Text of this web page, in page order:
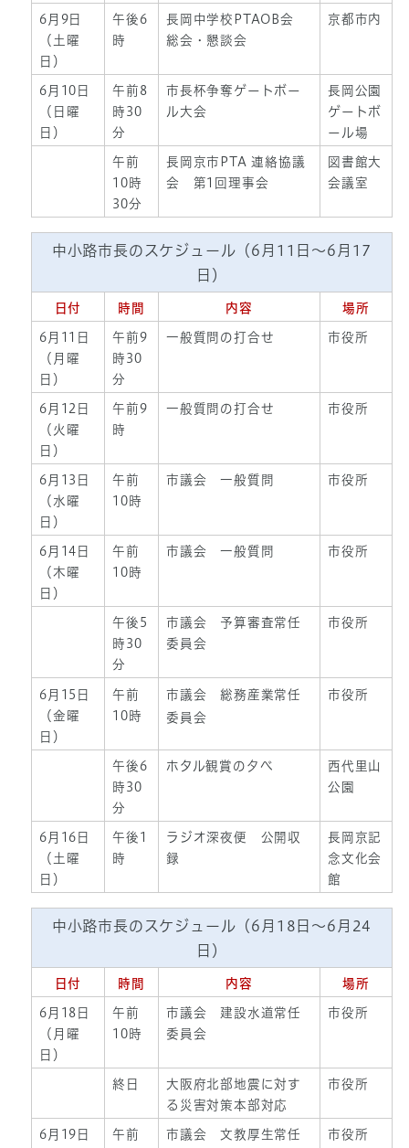
6月9日
（土曜
日）
午後6
時
長岡中学校PTAOB会
総会・懇談会
京都市内
6月10日
（日曜
日）
午前8
時30
分
市長杯争奪ゲートボー
ル大会
長岡公園
ゲートボ
ール場
午前
10時
30分
長岡京市PTA 連絡協議
会 第1回理事会
図書館大
会議室
中小路市長のスケジュール（6月11日～6月17
日）
日付 時間 内容 場所
6月11日
（月曜
日）
午前9
時30
分
一般質問の打合せ 市役所
6月12日
（火曜
日）
午前9
時
一般質問の打合せ 市役所
6月13日
（水曜
日）
午前
10時
市議会 一般質問 市役所
6月14日
（木曜
日）
午前
10時
市議会 一般質問 市役所
午後5
時30
分
市議会 予算審査常任
委員会
市役所
6月15日
（金曜
日）
午前
10時
市議会 総務産業常任
委員会
市役所
午後6
時30
分
ホタル観賞の夕べ
西代里山
公園
6月16日
（土曜
日）
午後1
時
ラジオ深夜便 公開収
録
長岡京記
念文化会
館
中小路市長のスケジュール（6月18日～6月24
日）
日付 時間 内容 場所
6月18日
（月曜
日）
午前
10時
市議会 建設水道常任
委員会
市役所
終日
大阪府北部地震に対す
る災害対策本部対応
市役所
6月19日
午前
市議会 文教厚生常任
市役所